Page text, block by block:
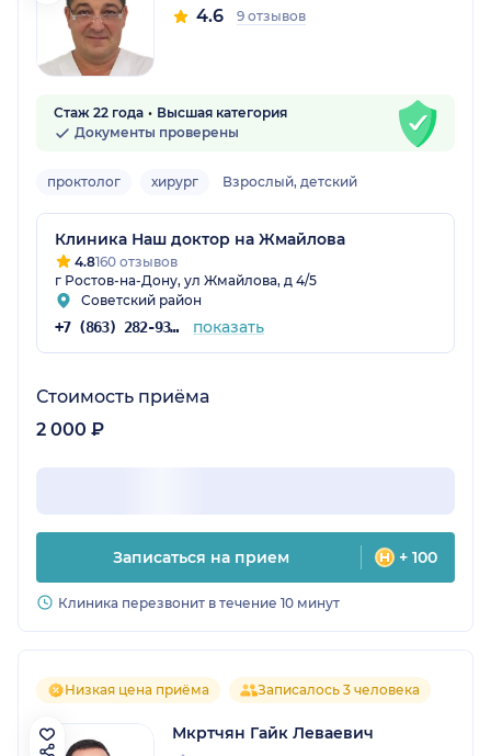
4.6 9 отзывов
Стаж 22 года
Высшая категория
Документы проверены
проктолог хирург Взрослый, детский
Клиника Наш доктор на Жмайлова
4.8160 отзывов
г Ростов-на-Дону, ул Жмайлова, д 4/5
Советский район
+7 (863) 282-93-55 показать
Стоимость приёма
2 000 ₽
Записаться на прием + 100
Клиника перезвонит в течение 10 минут
Низкая цена приёма Записалось 3 человека
Мкртчян Гайк Леваевич